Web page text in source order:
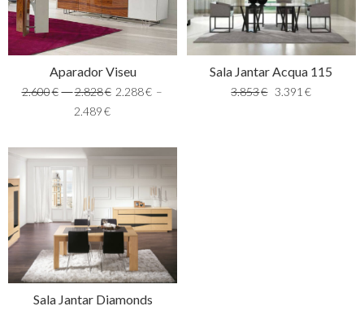
Aparador Viseu
2.600€ –2.828€ 2.288€ –
2.489€
Sala Jantar Acqua 115
3.853€ 3.391 €
Sala Jantar Diamonds